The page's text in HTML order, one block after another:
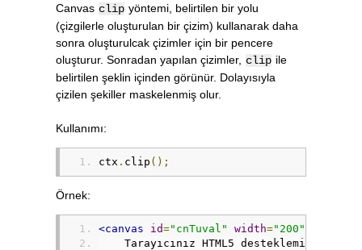
Canvas clip yöntemi, belirtilen bir yolu
(çizgilerle oluşturulan bir çizim) kullanarak daha
sonra oluşturulcak çizimler için bir pencere
oluşturur. Sonradan yapılan çizimler, clip ile
belirtilen şeklin içinden görünür. Dolayısıyla
çizilen şekiller maskelenmiş olur.
Kullanımı:
ctx . clip ();
Örnek:
<canvas id="cnTuval" width="200"
    Tarayıcınız HTML5 desteklemiyor.